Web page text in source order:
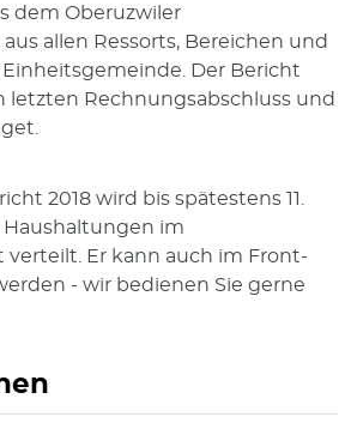
dem Oberuzwiler
allen Ressorts, Bereichen und
Der Bericht
letzten Rechnungsabschluss und
2018 wird bis spätestens 11.
Haushaltungen im
verteilt. Er kann auch im Front-
- wir bedienen Sie gerne